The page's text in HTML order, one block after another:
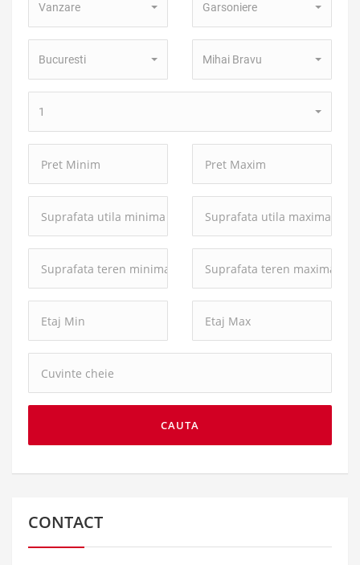
Tranzactie:
Vanzare
Proprietate:
Garsoniere
Bucuresti Mihai Bravu
camere:
1
Minim:
Maxim:
utila
minima:
utila
maxima:
teren
minima:
teren
maxima:
cheie:
CAUTA
CONTACT